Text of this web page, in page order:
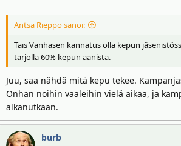
Antsa Rieppo sanoi:
Tais Vanhasen kannatus olla kepun
tarjolla 60% kepun äänistä.
Juu, saa nähdä mitä kepu tekee.
Onhan noihin vaaleihin vielä aikaa, ja
alkanutkaan.
burb